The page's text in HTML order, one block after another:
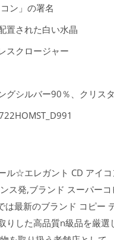
コン」の署名
置された白い水晶
スクロージャー
グシルバー90％、クリス
ル☆エレガント CD アイコ
ス発,ブランド スーパー
は最新のブランド コピー
りした高品質n級品を厳選